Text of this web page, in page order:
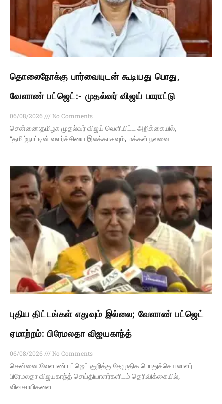
தொலைநோக்கு பார்வையுடன் கூடியது பொது,
வேளாண் பட்ஜெட்:- முதல்வர் விஜய் பாராட்டு
06/08/2026
No Comments
சென்னை:தமிழக முதல்வர் விஜய் வெளியிட்ட அறிக்கையில்,
“தமிழ்நாட்டின் வளர்ச்சியை இலக்காகவும், மக்கள் நலனை
புதிய திட்டங்கள் எதுவும் இல்லை; வேளாண் பட்ஜெட்
ஏமாற்றம்: பிரேமலதா விஜயகாந்த்
06/08/2026
No Comments
சென்னை:வேளாண் பட்ஜெட் குறித்து தேமுதிக பொதுச்செயலாளர்
பிரேமலதா விஜயகாந்த் செய்தியாளர்களிடம் தெரிவிக்கையில்,
விவசாயிகளை